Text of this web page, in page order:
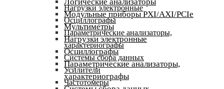
Нагрузки электронные
Осциллографы
Параметрические анализаторы,
характериографы
Системы сбора данных
Усилители
Частотомеры
Модульные приборы PXI/AXI/PCIe
Мультиметры
Нагрузки электронные
Осциллографы
Параметрические анализаторы,
характериографы